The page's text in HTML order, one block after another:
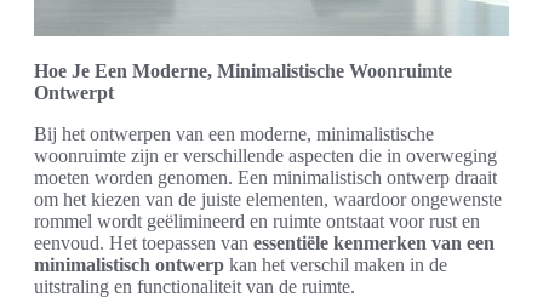
Hoe Je Een Moderne, Minimalistische Woonruimte
Ontwerpt
Bij het ontwerpen van een moderne, minimalistische
woonruimte zijn er verschillende aspecten die in overweging
moeten worden genomen. Een minimalistisch ontwerp draait
om het kiezen van de juiste elementen, waardoor ongewenste
rommel wordt geëlimineerd en ruimte ontstaat voor rust en
eenvoud. Het toepassen van essentiële kenmerken van een
minimalistisch ontwerp kan het verschil maken in de
uitstraling en functionaliteit van de ruimte.